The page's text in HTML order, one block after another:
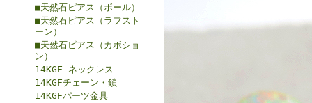
■天然石ピアス（ボール）
■天然石ピアス（ラフスト
ーン）
■天然石ピアス（カボショ
ン）
14KGF ネックレス
14KGFチェーン・鎖
14KGFパーツ金具